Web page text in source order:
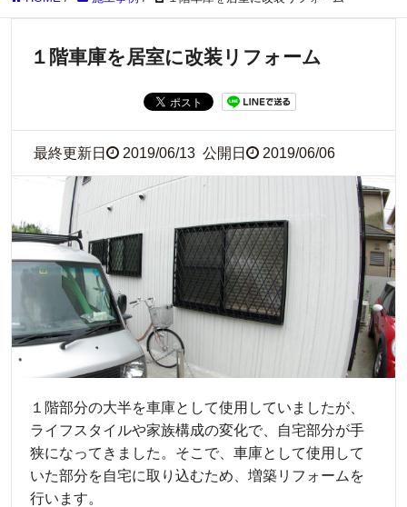
１階車庫を居室に改装リフォーム
最終更新日 2019/06/13 公開日 2019/06/06
１階部分の大半を車庫として使用していましたが、
ライフスタイルや家族構成の変化で、自宅部分が手
狭になってきました。そこで、車庫として使用して
いた部分を自宅に取り込むため、増築リフォームを
行います。